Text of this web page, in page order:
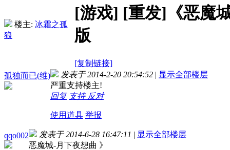
楼主: 冰霜之孤
狼
[游戏] [重发]《恶魔
版
[复制链接]
孤独而已(维)
发表于 2014-2-20 20:54:52 | 显示全部楼层
严重支持楼主!
回复 支持 反对
使用道具 举报
qqo002 发表于 2014-6-28 16:47:11 | 显示全部楼层
恶魔城-月下夜想曲 》